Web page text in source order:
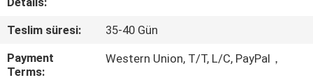
SITE
HARITASI
Teslim süresi:
35-40 Gün
Payment
Terms:
Western Union, T/T, L/C, PayPal，